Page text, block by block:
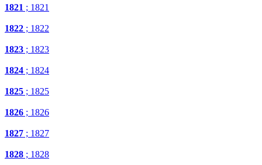
1821 ; 1821
1822 ; 1822
1823 ; 1823
1824 ; 1824
1825 ; 1825
1826 ; 1826
1827 ; 1827
1828 ; 1828